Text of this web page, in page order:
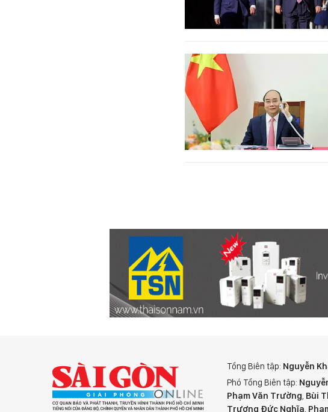
Tổng Biên tập: Nguyễn
Phó Tổng Biên tập:
Phạm Văn Trường, Bùi
Trương Đức Nghĩa,